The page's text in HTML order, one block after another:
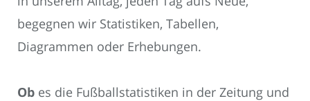
begegnen wir Statistiken, Tabellen,
Diagrammen oder Erhebungen.
Ob es die Fußballstatistiken in der Zeitung und